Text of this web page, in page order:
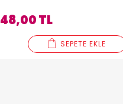
48,00 TL
SEPETE EKLE